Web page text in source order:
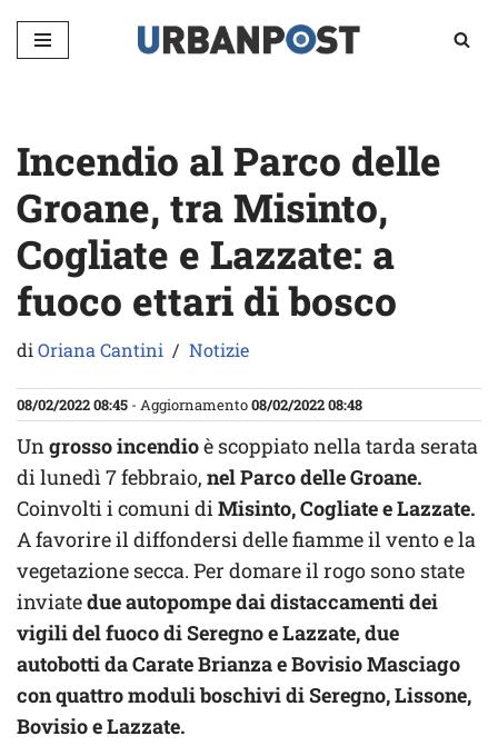
Vai
Incendio al Parco delle
Groane, tra Misinto,
Cogliate e Lazzate: a
fuoco ettari di bosco
diOriana Cantini Notizie
08/02/2022 08:45 - Aggiornamento08/02/2022 08:48
Ungrosso incendioè scoppiato nella tarda serata
di lunedì 7 febbraio, nel Parco delle Groane.
Coinvolti i comuni diMisinto, Cogliate e Lazzate.
A favorire il diffondersi delle fiamme il vento e la
vegetazione secca. Per domare il rogo sono state
inviatedue autopompe dai distaccamenti dei
vigili del fuoco di Seregno e Lazzate, due
autobotti da Carate Brianza e Bovisio Masciago
con quattro moduli boschivi di Seregno, Lissone,
Bovisio e Lazzate.